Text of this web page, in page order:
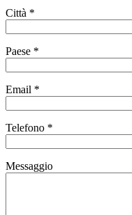
Città *
Paese *
Email *
Telefono *
Messaggio